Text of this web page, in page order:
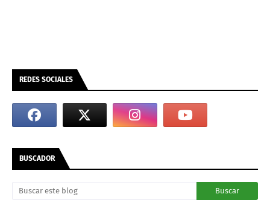
REDES SOCIALES
BUSCADOR